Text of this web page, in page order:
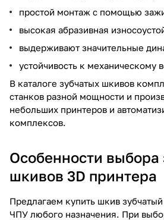
простой монтаж с помощью
высокая абразивная
выдерживают значительные
устойчивость к механическому
В каталоге зубчатых шкивов
станков разной мощности и
небольших принтеров и
комплексов.
Особенности выбора
шкивов 3D принтера
Предлагаем купить шкив
ЧПУ любого назначения. При